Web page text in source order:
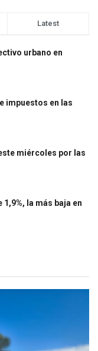
Latest
urbano en
impuestos en las
miércoles por las
la más baja en